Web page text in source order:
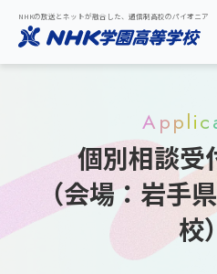
NHKの放送とネットが融合した、通信制高校のパイオニア
個別相談受
（会場：岩手
校）